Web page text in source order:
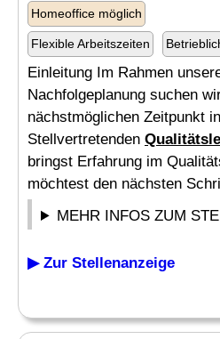
Homeoffice möglich
Flexible Arbeitszeiten
Einleitung Im Rahmen
Nachfolgeplanung suchen
nächstmöglichen Zeitpunkt
Stellvertretenden
bringst Erfahrung im
möchtest den nächsten
MEHR INFOS ZUM
▶ Zur Stellenanzeige